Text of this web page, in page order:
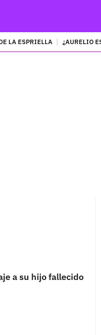
LA ESPRIELLA ¿AURELIO
a su hijo fallecido